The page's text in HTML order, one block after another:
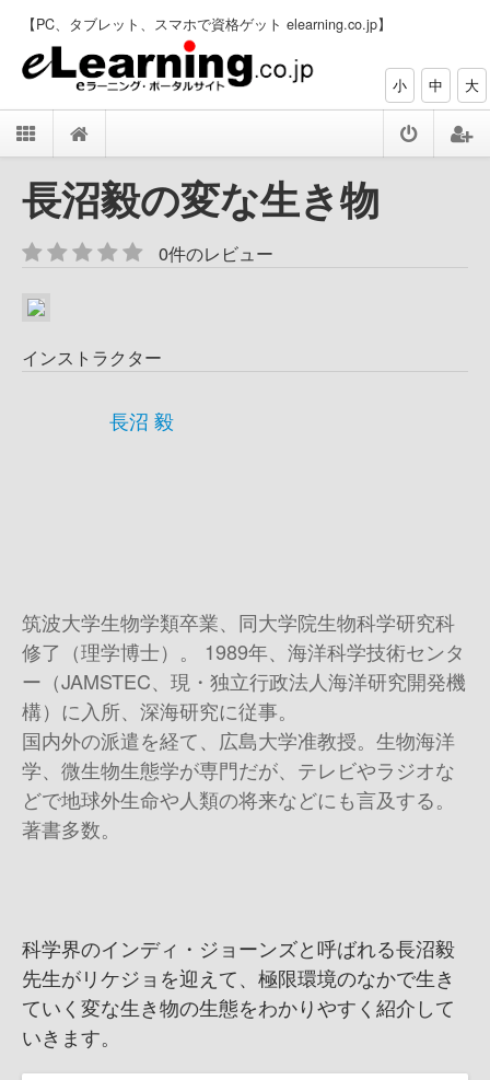
【PC、タブレット、スマホで資格ゲット elearning.co.jp】
小 中 大
長沼毅の変な生き物
0件のレビュー
インストラクター
長沼 毅
筑波大学生物学類卒業、同大学院生物科学研究科
修了（理学博士）。 1989年、海洋科学技術センタ
ー（JAMSTEC、現・独立行政法人海洋研究開発機
構）に入所、深海研究に従事。
国内外の派遣を経て、広島大学准教授。生物海洋
学、微生物生態学が専門だが、テレビやラジオな
どで地球外生命や人類の将来などにも言及する。
著書多数。
科学界のインディ・ジョーンズと呼ばれる長沼毅
先生がリケジョを迎えて、極限環境のなかで生き
ていく変な生き物の生態をわかりやすく紹介して
いきます。